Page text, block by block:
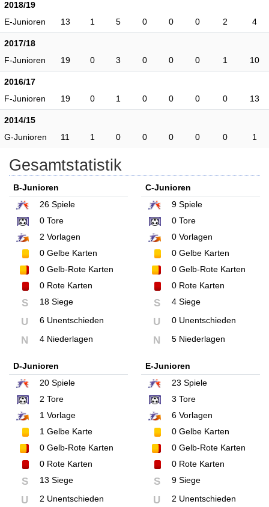
2018/19
E-Junioren
13 1 5 0 0 0 2 4
2017/18
F-Junioren
19 0 3 0 0 0 1 10
2016/17
F-Junioren
19 0 1 0 0 0 0 13
2014/15
G-Junioren
11 1 0 0 0 0 0 1
Gesamtstatistik
B-Junioren
26 Spiele
0 Tore
2 Vorlagen
0 Gelbe Karten
0 Gelb-Rote Karten
0 Rote Karten
S 18 Siege
U 6 Unentschieden
N 4 Niederlagen
C-Junioren
9Spiele
0Tore
0Vorlagen
0Gelbe Karten
0Gelb-Rote Karten
0Rote Karten
S 4 Siege
U 0 Unentschieden
N 5 Niederlagen
D-Junioren
20 Spiele
2 Tore
1 Vorlage
1 Gelbe Karte
0 Gelb-Rote Karten
0 Rote Karten
S 13 Siege
U 2 Unentschieden
E-Junioren
23 Spiele
3 Tore
6Vorlagen
0Gelbe Karten
0Gelb-Rote Karten
0Rote Karten
S 9 Siege
U 2 Unentschieden